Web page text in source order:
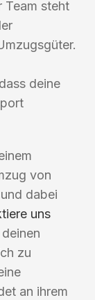
Team steht
deine
von
dabei
uns
zu
an ihrem